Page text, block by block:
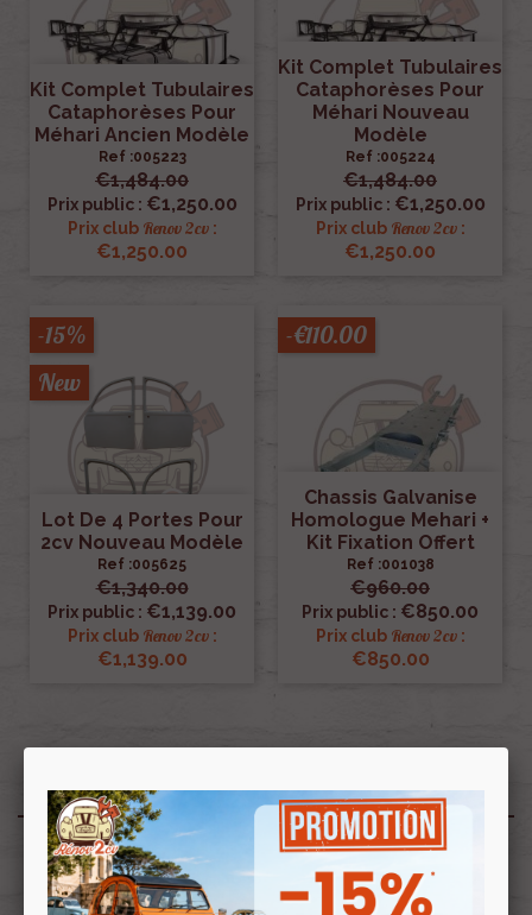
Kit Complet Tubulaires
Cataphorèses Pour
Méhari Ancien Modèle
Ref :005223
€1,484.00
Prix public : €1,250.00
Prix club Renov 2cv:
€1,250.00
Kit Complet Tubulaires
Cataphorèses Pour
Méhari Nouveau
Modèle
Ref :005224
€1,484.00
Prix public : €1,250.00
Prix club Renov 2cv:
€1,250.00
Lot De 4 Portes Pour
2cv Nouveau Modèle
Ref :005625
€1,340.00
Prix public : €1,139.00
Prix club Renov 2cv:
€1,139.00
-15%
New
Chassis Galvanise
Homologue Mehari +
Kit Fixation Offert
Ref :001038
€960.00
Prix public : €850.00
Prix club Renov 2cv:
€850.00
-€110.00
New productsAll new products
New New